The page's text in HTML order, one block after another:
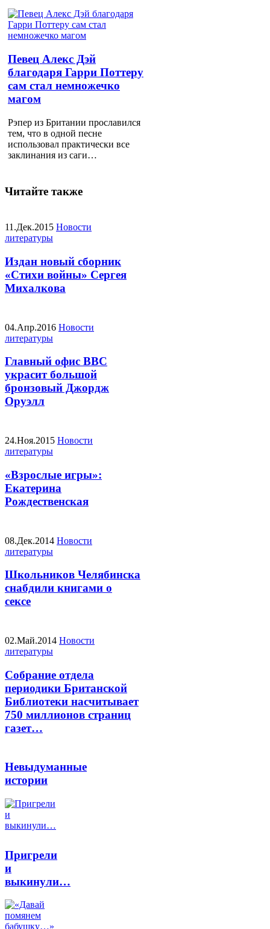
Певец Алекс Дэй
благодаря Гарри Поттеру
сам стал немножечко
магом
Рэпер из Британии прославился
тем, что в одной песне
использовал практически все
заклинания из саги…
Читайте также
11.Дек.2015 Новости
литературы
Издан новый сборник
«Стихи войны» Сергея
Михалкова
04.Апр.2016 Новости
литературы
Главный офис ВВС
украсит большой
бронзовый Джордж
Оруэлл
24.Ноя.2015 Новости
литературы
«Взрослые игры»:
Екатерина
Рождественская
08.Дек.2014 Новости
литературы
Школьников Челябинска
снабдили книгами о
сексе
02.Май.2014 Новости
литературы
Собрание отдела
периодики Британской
Библиотеки насчитывает
750 миллионов страниц
газет…
Невыдуманные
истории
Пригрели
и
выкинули…